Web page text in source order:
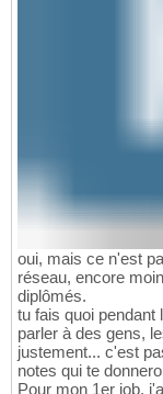
oui, mais ce n'est
réseau, encore
diplômés.
tu fais quoi
parler à des gens,
justement... c'est
notes qui te
Pour mon 1er job,